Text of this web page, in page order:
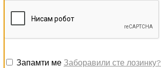
Запамти ме Заборавили сте лозинку?